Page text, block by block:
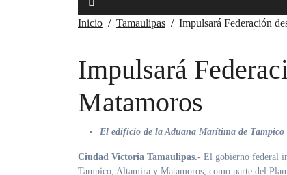
Inicio Tamaulipas Impulsará Federación
Impulsará
Matamoros
El edificio de la Aduana Marítima de
Ciudad Victoria Tamaulipas.- El gobierno federal
Tampico, Altamira y Matamoros, como parte del